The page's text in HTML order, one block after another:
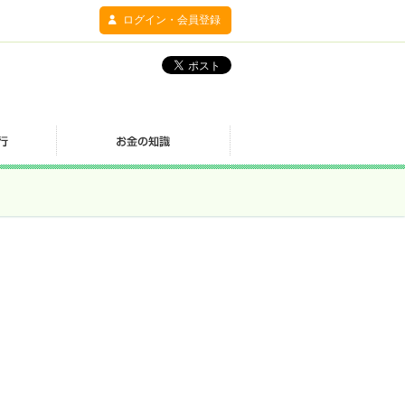
ログイン・会員登録